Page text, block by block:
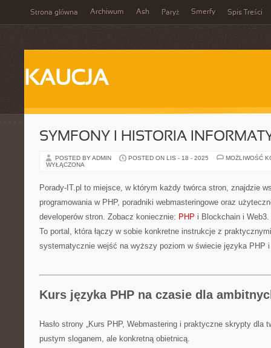
Strona główna Archiwum Ash Paryż Smerfy Spis Treści
KAUCJA
SYMFONY I HISTORIA
POSTED BY ADMIN POSTED ON LIS - 18 - 2025
MOŻLIWOŚĆ
WYŁĄCZONA
Porady-IT.pl to miejsce, w którym każdy twórca stron, znajdzie
programowania w PHP, poradniki webmasteringowe oraz
developerów stron. Zobacz koniecznie: PHP i Blockchain i Web3.
To portal, która łączy w sobie konkretne instrukcje z
systematycznie wejść na wyższy poziom w świecie języka PHP
Kurs języka PHP na czasie dla
Hasło strony „Kurs PHP, Webmastering i praktyczne skrypty dla
pustym sloganem, ale konkretną obietnicą.